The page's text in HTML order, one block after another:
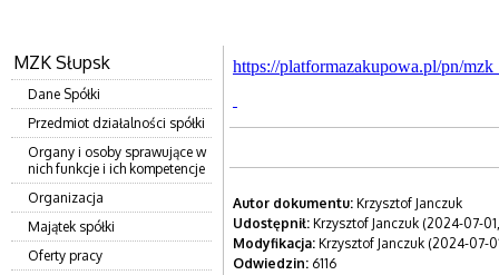
MZK Słupsk
Dane Spółki
Przedmiot działalności spółki
Organy i osoby sprawujące w
nich funkcje i ich kompetencje
Organizacja
Majątek spółki
Oferty pracy
https://platformazakupowa.pl/pn/
Autor dokumentu: Krzysztof Janczuk
Udostępnił: Krzysztof Janczuk (2024-07-
Modyfikacja: Krzysztof Janczuk (2024-07-
Odwiedzin: 6116